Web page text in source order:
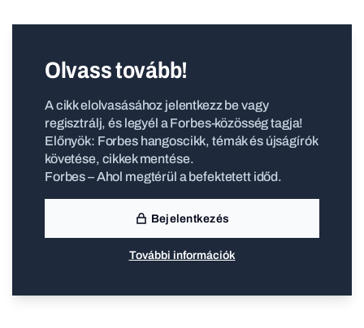
Olvass tovább!
A cikk elolvasásához jelentkezz be vagy
regisztrálj, és legyél a Forbes-közösség tagja!
Előnyök: Forbes hangoscikk, témák és újságírók
követése, cikkek mentése.
Forbes – Ahol megtérül a befektetett időd.
Bejelentkezés
További információk